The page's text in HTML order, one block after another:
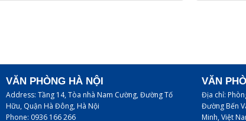
VĂN PHÒNG HÀ NỘI
Address: Tầng 14, Tòa nhà Nam Cường, Đường Tố
Hữu, Quận Hà Đông, Hà Nội
Phone: 0936 166 266
VĂN
Địa chỉ:
Đường Bến
Minh, Việt